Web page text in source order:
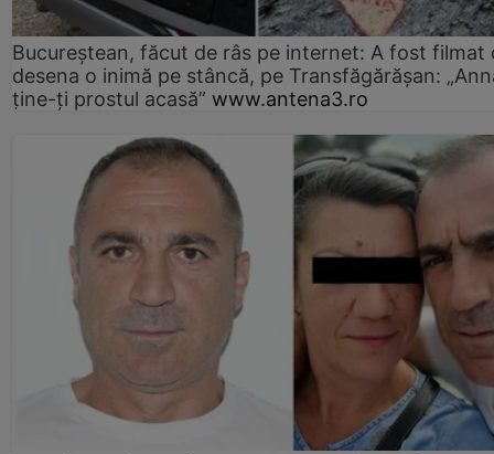
Bucureștean, făcut de râs pe internet: A fost filmat
desena o inimă pe stâncă, pe Transfăgărășan:
ține-ți prostul acasă” www.antena3.ro